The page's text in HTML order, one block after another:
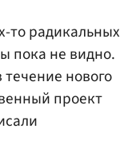
то радикальных
пока не видно.
нового
проект